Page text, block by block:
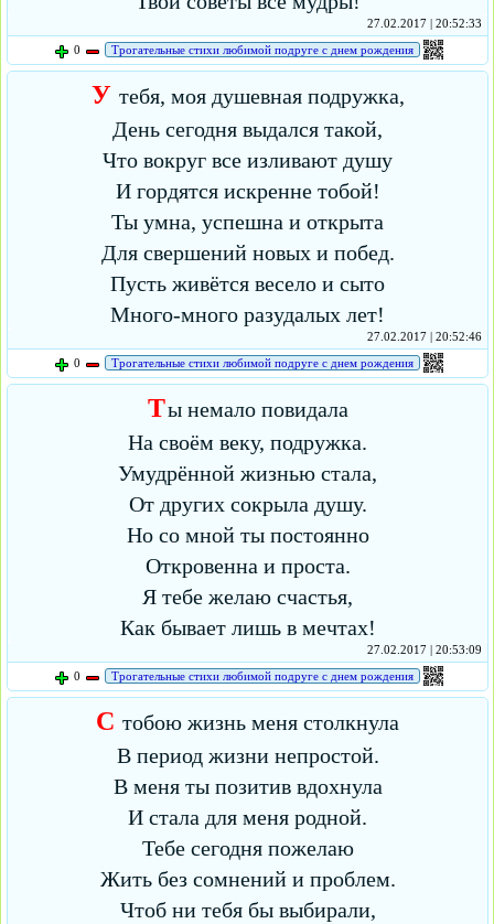
27.02.2017 | 20:52:33
0
Трогательные стихи любимой подруге с днем рождения
У тебя, моя душевная подружка,
День сегодня выдался такой,
Что вокруг все изливают душу
И гордятся искренне тобой!
Ты умна, успешна и открыта
Для свершений новых и побед.
Пусть живётся весело и сыто
Много-много разудалых лет!
27.02.2017 | 20:52:46
0
Трогательные стихи любимой подруге с днем рождения
Ты немало повидала
На своём веку, подружка.
Умудрённой жизнью стала,
От других сокрыла душу.
Но со мной ты постоянно
Откровенна и проста.
Я тебе желаю счастья,
Как бывает лишь в мечтах!
27.02.2017 | 20:53:09
0
Трогательные стихи любимой подруге с днем рождения
С тобою жизнь меня столкнула
В период жизни непростой.
В меня ты позитив вдохнула
И стала для меня родной.
Тебе сегодня пожелаю
Жить без сомнений и проблем.
Чтоб ни тебя бы выбирали,